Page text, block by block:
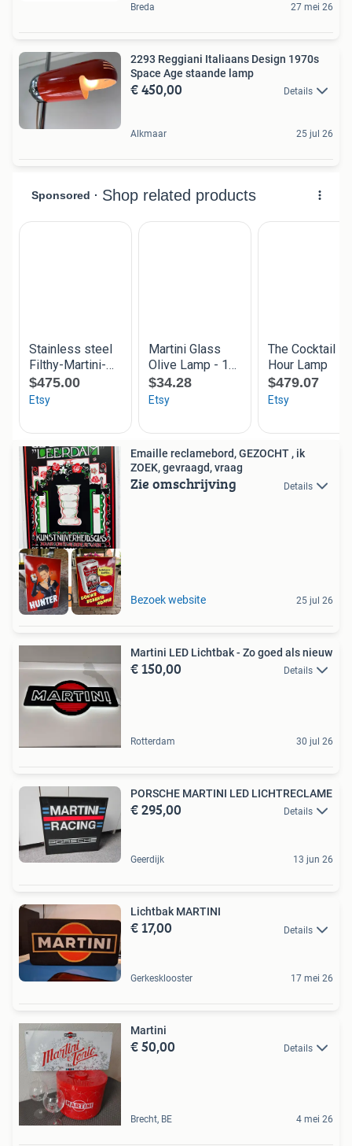
Breda 27 mei 26
2293 Reggiani Italiaans Design 1970s
Space Age staande lamp
€ 450,00 Details
Alkmaar 25 jul 26
GEZOCHT
Emaille reclamebord, GEZOCHT , ik
ZOEK, gevraagd, vraag
Zie omschrijving Details
Bezoek website 25 jul 26
Martini LED Lichtbak - Zo goed als nieuw
€ 150,00 Details
Rotterdam 30 jul 26
PORSCHE MARTINI LED LICHTRECLAME
€ 295,00 Details
Geerdijk 13 jun 26
Lichtbak MARTINI
€ 17,00 Details
Gerkesklooster 17 mei 26
Martini
€ 50,00 Details
Brecht, BE 4 mei 26